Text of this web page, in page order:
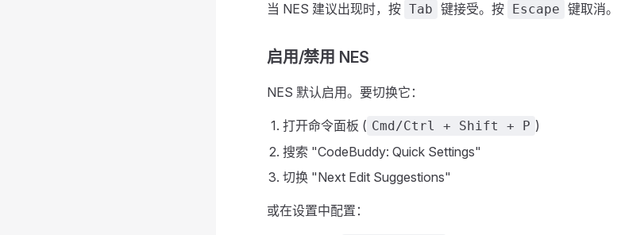
当 NES 建议出现时，按 Tab 键接受。按 Escape 键取消。
启用/禁用 NES
NES 默认启用。要切换它：
打开命令面板 ( Cmd/Ctrl + Shift + P )
搜索 "CodeBuddy: Quick Settings"
切换 "Next Edit Suggestions"
或在设置中配置：